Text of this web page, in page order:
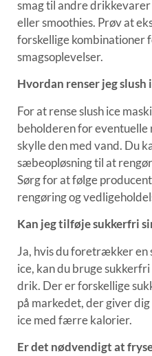
smag til andre
eller smoothies. Prøv at
forskellige kombinationer
smagsoplevelser.
Hvordan renser jeg slush
For at rense slush ice
beholderen for eventuelle
skylle den med vand. Du
sæbeopløsning til at
Sørg for at følge
rengøring og
Kan jeg tilføje sukkerfri
Ja, hvis du foretrækker en
ice, kan du bruge
drik. Der er forskellige
på markedet, der giver
ice med færre kalorier.
Er det nødvendigt at